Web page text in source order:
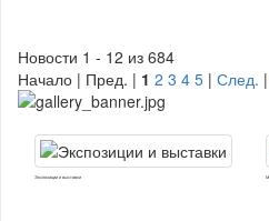
Новости 1 - 12 из 684
Начало | Пред. | 1 2 3 4 5 | След. |
Экспозиции и выставки